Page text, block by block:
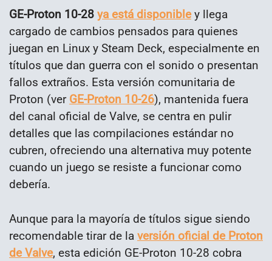
GE-Proton 10-28 ya está disponibley llega
cargado de cambios pensados para quienes
juegan en Linux y Steam Deck, especialmente en
títulos que dan guerra con el sonido o presentan
fallos extraños. Esta versión comunitaria de
Proton (ver GE-Proton 10-26), mantenida fuera
del canal oficial de Valve, se centra en pulir
detalles que las compilaciones estándar no
cubren, ofreciendo una alternativa muy potente
cuando un juego se resiste a funcionar como
debería.
Aunque para la mayoría de títulos sigue siendo
recomendable tirar de la versión oficial de Proton
de Valve, esta edición GE-Proton 10-28 cobra